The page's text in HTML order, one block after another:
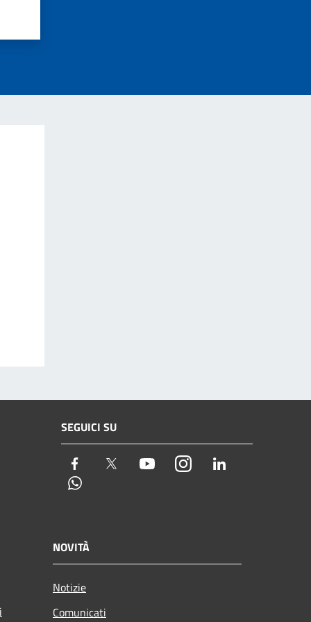
SEGUICI SU
Facebook Twitter YoutubeInstagram
NOVITÀ
Notizie
Comunicati